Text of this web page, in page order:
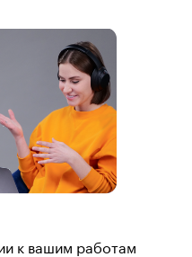
к вашим работам